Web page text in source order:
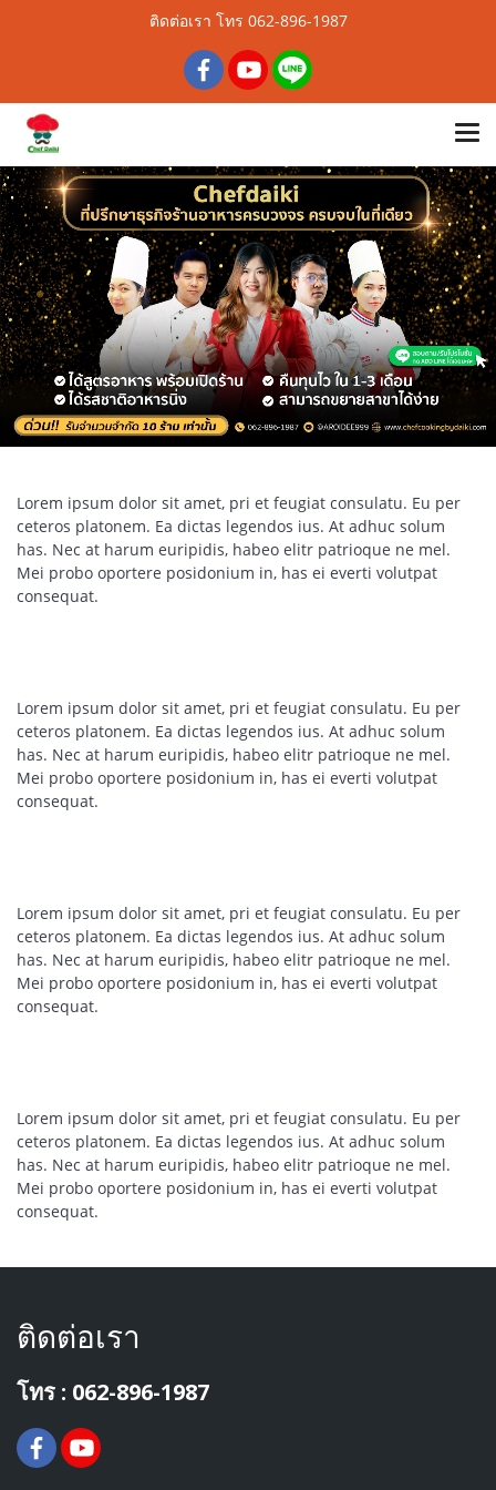
ติดต่อเรา โทร 062-896-1987
Lorem ipsum dolor sit amet, pri et feugiat consulatu. Eu per
ceteros platonem. Ea dictas legendos ius. At adhuc solum
has. Nec at harum euripidis, habeo elitr patrioque ne mel.
Mei probo oportere posidonium in, has ei everti volutpat
consequat.
Lorem ipsum dolor sit amet, pri et feugiat consulatu. Eu per
ceteros platonem. Ea dictas legendos ius. At adhuc solum
has. Nec at harum euripidis, habeo elitr patrioque ne mel.
Mei probo oportere posidonium in, has ei everti volutpat
consequat.
Lorem ipsum dolor sit amet, pri et feugiat consulatu. Eu per
ceteros platonem. Ea dictas legendos ius. At adhuc solum
has. Nec at harum euripidis, habeo elitr patrioque ne mel.
Mei probo oportere posidonium in, has ei everti volutpat
consequat.
Lorem ipsum dolor sit amet, pri et feugiat consulatu. Eu per
ceteros platonem. Ea dictas legendos ius. At adhuc solum
has. Nec at harum euripidis, habeo elitr patrioque ne mel.
Mei probo oportere posidonium in, has ei everti volutpat
consequat.
ติดต่อเรา
โทร : 062-896-1987